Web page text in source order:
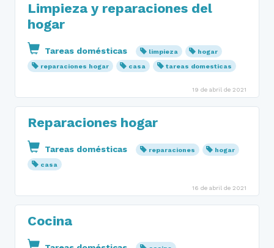
Limpieza y reparaciones del
hogar
Tareas domésticas limpieza
hogar
reparaciones hogar
casa tareas domesticas
19 de abril de 2021
Reparaciones hogar
Tareas domésticas reparaciones
hogar
casa
16 de abril de 2021
Cocina